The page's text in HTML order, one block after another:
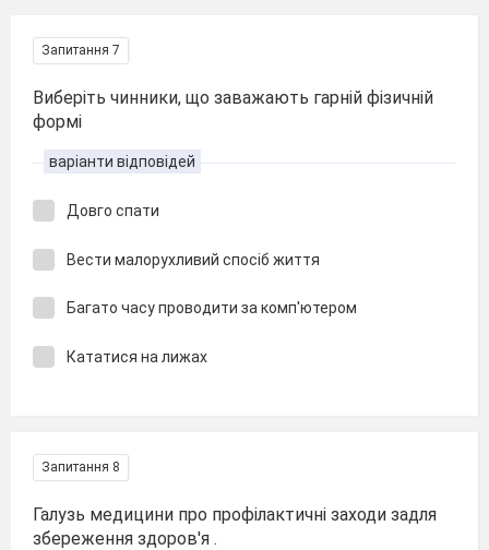
Запитання 7
Виберіть чинники, що заважають гарній фізичній
формі
варіанти відповідей
Довго спати
Вести малорухливий спосіб життя
Багато часу проводити за комп'ютером
Кататися на лижах
Запитання 8
Галузь медицини про профілактичні заходи задля
збереження здоров'я .